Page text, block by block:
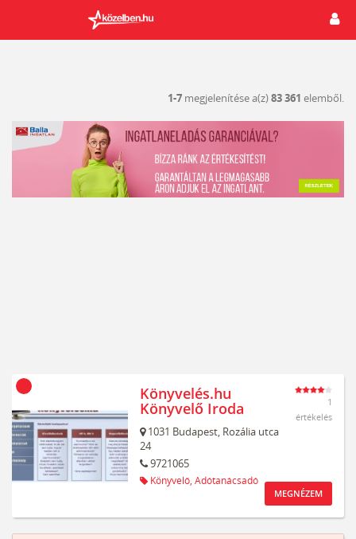
1-7 megjelenítése a(z)83 361 elemből.
Könyvelés.hu
Könyvelő Iroda
1031 Budapest, Rozália utca
24
9721065
Könyvelő, Adótanácsadó
1
értékelés
MEGNÉZEM